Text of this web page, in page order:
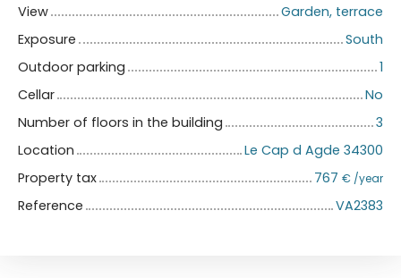
View
Garden, terrace
Exposure
South
Outdoor parking
1
Cellar
No
Number of floors in the building
3
Location
Le Cap d Agde 34300
Property tax
767 € /year
Reference VA2383